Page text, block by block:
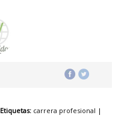
Etiquetas: carrera profesional |